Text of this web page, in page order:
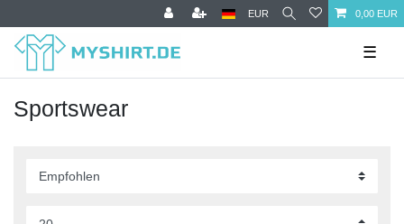
EUR 0,00 EUR
☰
Sportswear